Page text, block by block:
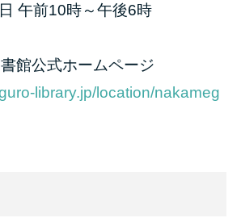
午前10時～午後6時
館公式ホームページ
library.jp/location/nakameg